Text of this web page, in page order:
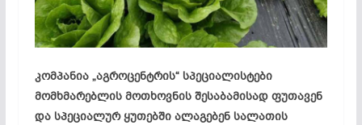
კომპანია „აგროცენტრის“ სპეციალისტები
მომხმარებლის მოთხოვნის შესაბამისად ფუთავენ
და სპეციალურ ყუთებში ალაგებენ სალათის